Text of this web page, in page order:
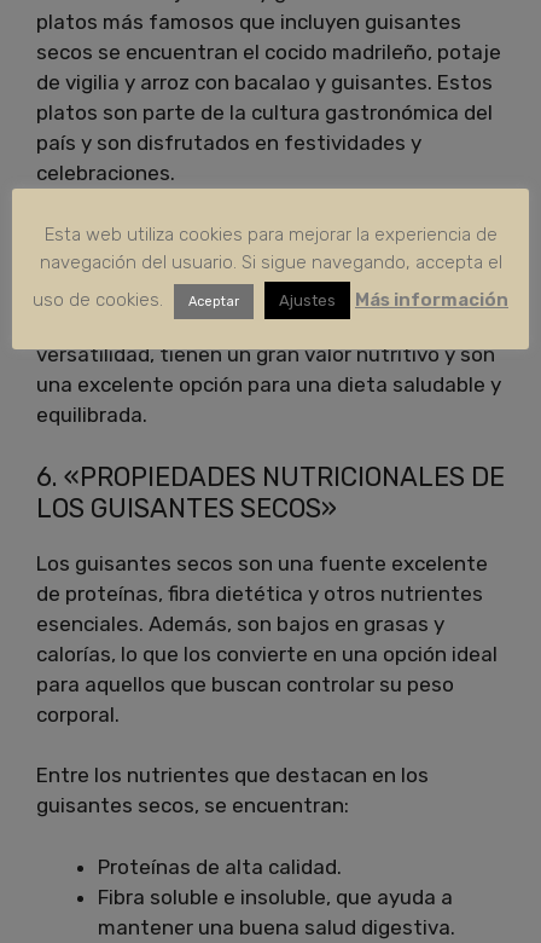
platos más famosos que incluyen guisantes
secos se encuentran el cocido madrileño, potaje
de vigilia y arroz con bacalao y guisantes. Estos
platos son parte de la cultura gastronómica del
país y son disfrutados en festividades y
celebraciones.
En resumen, los guisantes secos son un
ingrediente muy importante en la cocina
tradicional de España que se utilizan en una
gran variedad de platos. Además de su sabor y
versatilidad, tienen un gran valor nutritivo y son
una excelente opción para una dieta saludable y
equilibrada.
6. «PROPIEDADES NUTRICIONALES DE
LOS GUISANTES SECOS»
Los guisantes secos son una fuente excelente
de proteínas, fibra dietética y otros nutrientes
esenciales. Además, son bajos en grasas y
calorías, lo que los convierte en una opción ideal
para aquellos que buscan controlar su peso
corporal.
Entre los nutrientes que destacan en los
guisantes secos, se encuentran:
Proteínas de alta calidad.
Fibra soluble e insoluble, que ayuda a
mantener una buena salud digestiva.
Esta web utiliza cookies para mejorar la experiencia de
navegación del usuario. Si sigue navegando, accepta el
uso de cookies.
Aceptar Ajustes Más información